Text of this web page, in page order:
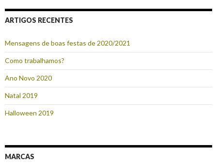
ARTIGOS RECENTES
Mensagens de boas festas de 2020/2021
Como trabalhamos?
Ano Novo 2020
Natal 2019
Halloween 2019
MARCAS